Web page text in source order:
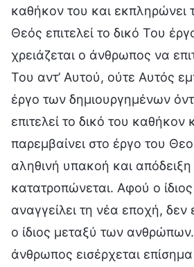
καθήκον του και εκπληρώνει
Θεός επιτελεί το δικό Του
χρειάζεται ο άνθρωπος να
Του αντ’ Αυτού, ούτε Αυτός
έργο των δημιουργημένων
επιτελεί το δικό του καθήκον
παρεμβαίνει στο έργο του
αληθινή υπακοή και
κατατροπώνεται. Αφού ο
αναγγείλει τη νέα εποχή, δεν
ο ίδιος μεταξύ των
άνθρωπος εισέρχεται